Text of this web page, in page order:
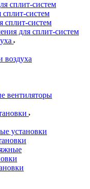
сплит-систем
систем
сплит-систем
для сплит-систем
воздуха
вентиляторы
установки